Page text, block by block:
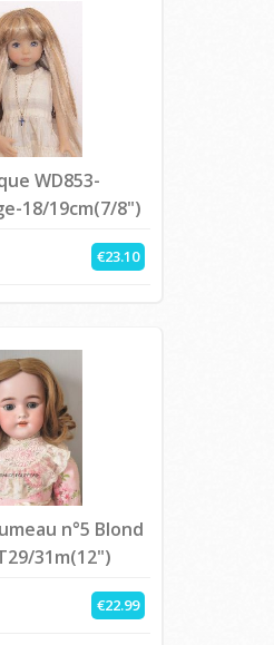
WD853-
18/19cm(7/8")
€23.10
n°5 Blond
31m(12")
€22.99